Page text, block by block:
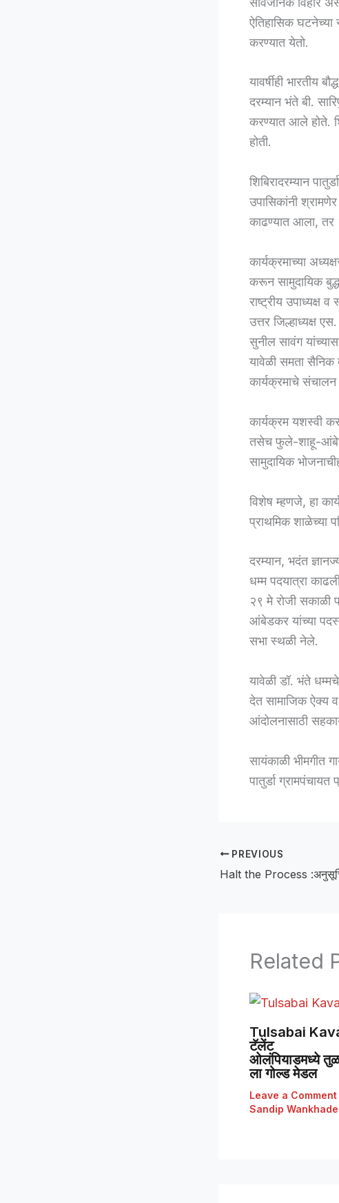
ऐतिहासिक घटनेच्या
करण्यात येतो.
यावर्षीही भारतीय
दरम्यान भंते बी.
करण्यात आले होते.
होती.
शिबिरादरम्यान
उपासिकांनी
काढण्यात आला, तर
कार्यक्रमाच्या
करून सामुदायिक
राष्ट्रीय
उत्तर जिल्हाध्यक्ष
सुनील सावंग
यावेळी समता सैनिक
कार्यक्रमाचे
कार्यक्रम यशस्वी
तसेच फुले-शाहू-
सामुदायिक
विशेष म्हणजे, हा
प्राथमिक शाळेच्या
दरम्यान, भदंत
धम्म पदयात्रा
२९ मे रोजी सकाळी
आंबेडकर यांच्या
सभा स्थळी नेले.
यावेळी डॉ. भंते
देत सामाजिक ऐक्य
आंदोलनासाठी
सायंकाळी भीमगीत
पातुर्डा
PREVIOUS
Related
Tulsabai
टॅलेंट
ओलंपियाडमध्ये
ला गोल्ड मेडल
Leave a Comment
Sandip Wankhade